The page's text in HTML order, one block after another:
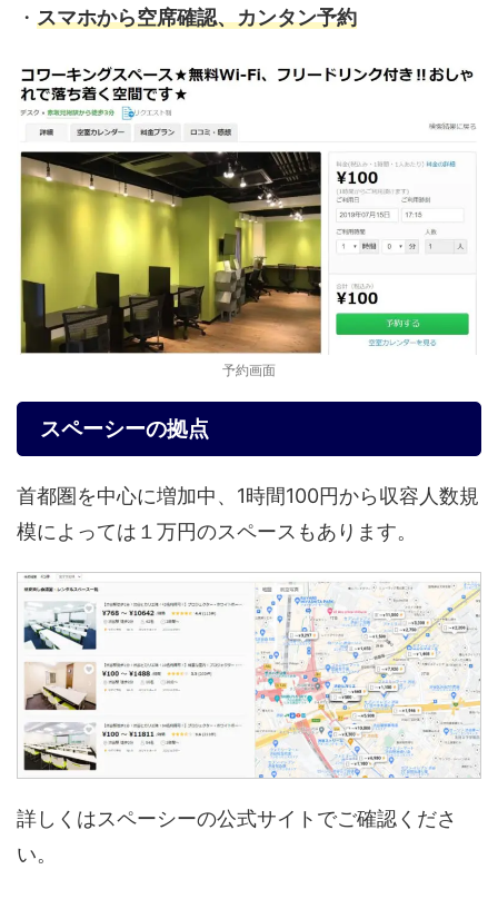
・ スマホから空席確認、カンタン予約
予約画面
スペーシーの拠点
首都圏を中心に増加中、1時間100円から収容人数規
模によっては１万円のスペースもあります。
詳しくはスペーシーの公式サイトでご確認くださ
い。